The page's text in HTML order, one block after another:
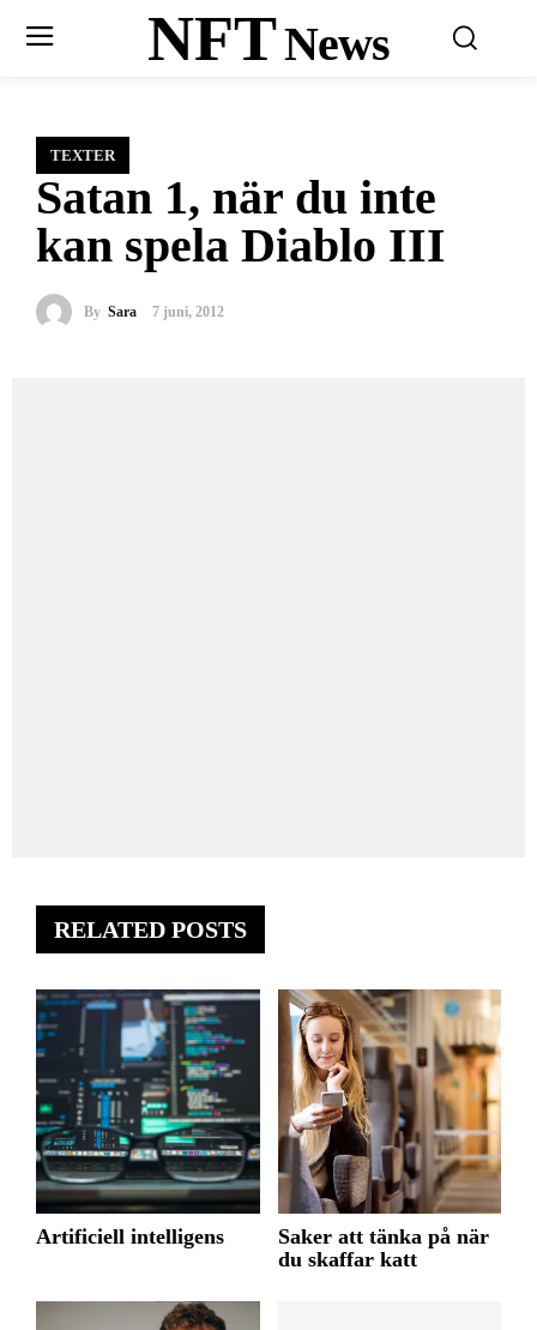
NFTNews
TEXTER
Satan 1, när du inte
kan spela Diablo III
By Sara 7 juni, 2012
RELATED POSTS
Artificiell intelligens
Saker att tänka på när
du skaffar katt